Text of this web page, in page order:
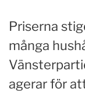
Priserna
många
agerar för